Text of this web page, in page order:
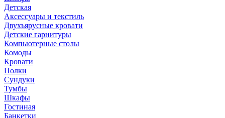
Детская
Аксессуары и текстиль
Двухъярусные кровати
Детские гарнитуры
Компьютерные столы
Комоды
Кровати
Полки
Сундуки
Тумбы
Шкафы
Гостиная
Банкетки